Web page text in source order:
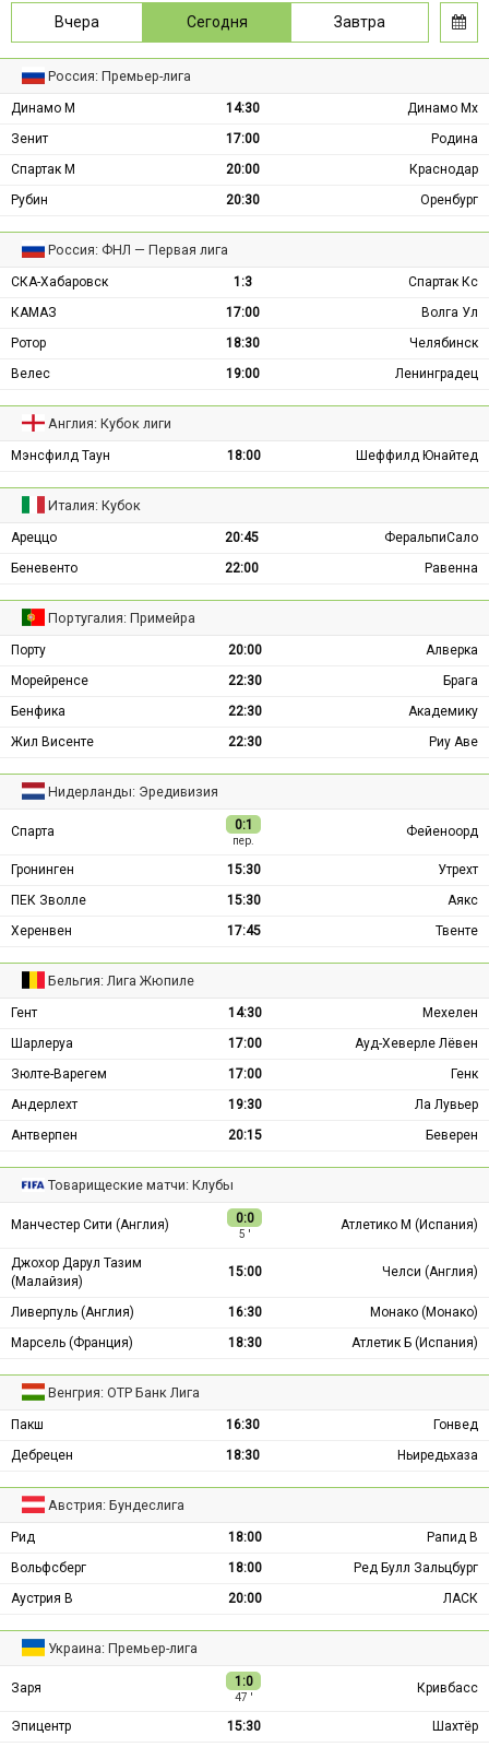
Вчера Сегодня Завтра
Россия: Премьер-лига
Динамо М 14:30
Динамо Мх
Зенит
17:00
Родина
Спартак М
20:00
Краснодар
Рубин
20:30 Оренбург
Россия: ФНЛ — Первая лига
СКА-Хабаровск 1:3
Спартак Кс
КАМАЗ
17:00
Волга Ул
Ротор
18:30
Челябинск
Велес
19:00 Ленинградец
Англия: Кубок лиги
Мэнсфилд Таун 18:00 Шеффилд Юнайтед
Италия: Кубок
Ареццо 20:45
ФеральпиСало
Беневенто
22:00 Равенна
Португалия: Примейра
Порту 20:00
Алверка
Морейренсе
22:30
Брага
Бенфика
22:30
Академику
Жил Висенте
22:30 Риу Аве
Нидерланды: Эредивизия
Спарта 0:1
пер.
Фейеноорд
Гронинген 15:30
Утрехт
ПЕК Зволле
15:30
Аякс
Херенвен
17:45 Твенте
Бельгия: Лига Жюпиле
Гент 14:30
Мехелен
Шарлеруа
17:00
Ауд-Хеверле Лёвен
Зюлте-Варегем
17:00
Генк
Андерлехт
19:30
Ла Лувьер
Антверпен
20:15 Беверен
Товарищеские матчи: Клубы
Манчестер Сити (Англия) 0:0
5 ′
Атлетико М (Испания)
Джохор Дарул Тазим
(Малайзия)
15:00 Челси (Англия)
Ливерпуль (Англия) 16:30
Монако (Монако)
Марсель (Франция)
18:30 Атлетик Б (Испания)
Венгрия: ОТР Банк Лига
Пакш 16:30
Гонвед
Дебрецен
18:30 Ньиредьхаза
Австрия: Бундеслига
Рид 18:00
Рапид В
Вольфсберг
18:00
Ред Булл Зальцбург
Аустрия В
20:00 ЛАСК
Украина: Премьер-лига
Заря 1:0
47 ′
Кривбасс
Эпицентр 15:30 Шахтёр